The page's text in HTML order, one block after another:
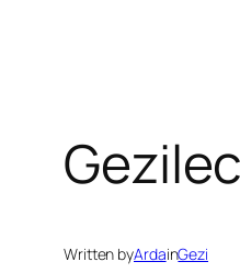
Written byArdainGezi